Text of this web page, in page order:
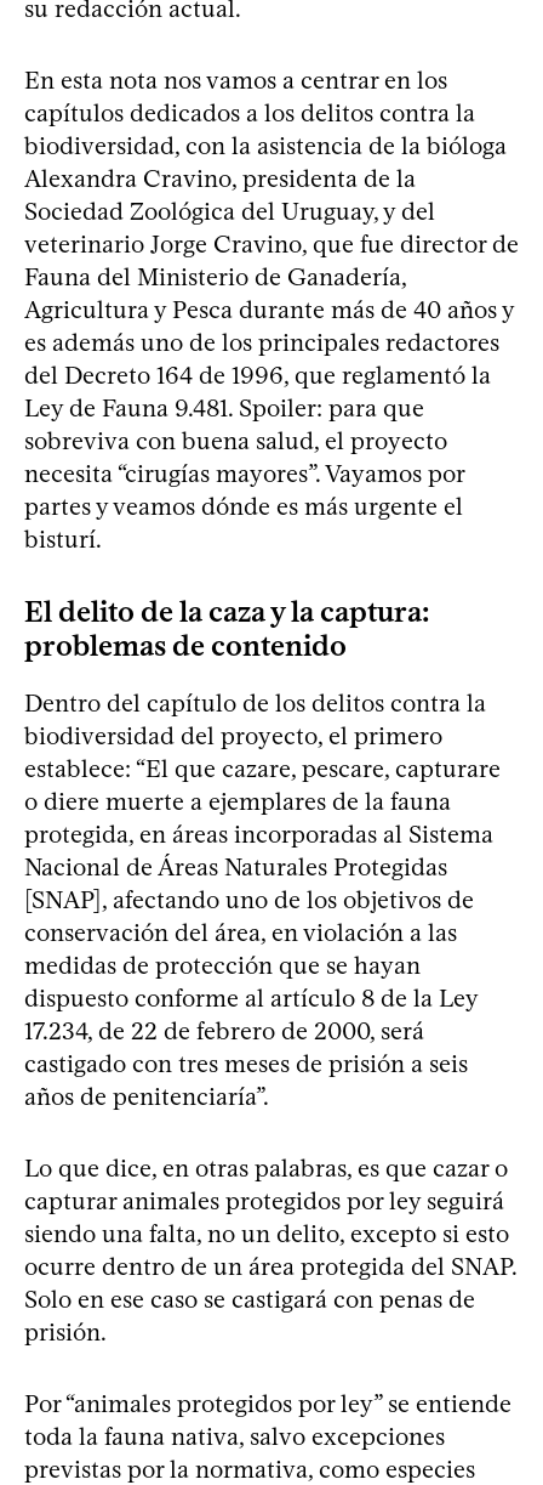
su redacción actual.
En esta nota nos vamos a centrar en los
capítulos dedicados a los delitos contra la
biodiversidad, con la asistencia de la bióloga
Alexandra Cravino, presidenta de la
Sociedad Zoológica del Uruguay, y del
veterinario Jorge Cravino, que fue director de
Fauna del Ministerio de Ganadería,
Agricultura y Pesca durante más de 40 años y
es además uno de los principales redactores
del Decreto 164 de 1996, que reglamentó la
Ley de Fauna 9.481. Spoiler: para que
sobreviva con buena salud, el proyecto
necesita “cirugías mayores”. Vayamos por
partes y veamos dónde es más urgente el
bisturí.
El delito de la caza y la captura:
problemas de contenido
Dentro del capítulo de los delitos contra la
biodiversidad del proyecto, el primero
establece: “El que cazare, pescare, capturare
o diere muerte a ejemplares de la fauna
protegida, en áreas incorporadas al Sistema
Nacional de Áreas Naturales Protegidas
[SNAP], afectando uno de los objetivos de
conservación del área, en violación a las
medidas de protección que se hayan
dispuesto conforme al artículo 8 de la Ley
17.234, de 22 de febrero de 2000, será
castigado con tres meses de prisión a seis
años de penitenciaría”.
Lo que dice, en otras palabras, es que cazar o
capturar animales protegidos por ley seguirá
siendo una falta, no un delito, excepto si esto
ocurre dentro de un área protegida del SNAP.
Solo en ese caso se castigará con penas de
prisión.
Por “animales protegidos por ley” se entiende
toda la fauna nativa, salvo excepciones
previstas por la normativa, como especies